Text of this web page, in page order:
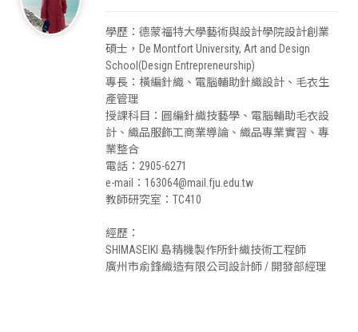
學歷：德蒙福特大學藝術與設計學院設計創業
碩士，De Montfort University, Art and Design
School(Design Entrepreneurship)
專長：橫編針織、電腦輔助針織設計、毛衣生
產管理
授課科目：圓編針織技藝學、電腦輔助毛衣設
計、織品服飾工商業導論、織品專業實習、專
業整合
電話：2905-6271
e-mail：163064@mail.fju.edu.tw
教師研究室：TC410
經歷：
SHIMASEIKI 島精機製作所針織技術工程師
廣州市俞鋒織造有限公司設計師 / 開發部經理